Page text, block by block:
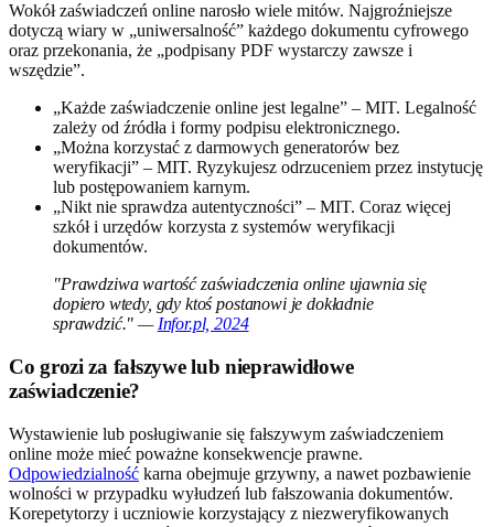
Wokół zaświadczeń online narosło wiele mitów. Najgroźniejsze
dotyczą wiary w „uniwersalność” każdego dokumentu cyfrowego
oraz przekonania, że „podpisany PDF wystarczy zawsze i
wszędzie”.
„Każde zaświadczenie online jest legalne” – MIT. Legalność
zależy od źródła i formy podpisu elektronicznego.
„Można korzystać z darmowych generatorów bez
weryfikacji” – MIT. Ryzykujesz odrzuceniem przez instytucję
lub postępowaniem karnym.
„Nikt nie sprawdza autentyczności” – MIT. Coraz więcej
szkół i urzędów korzysta z systemów weryfikacji
dokumentów.
"Prawdziwa wartość zaświadczenia online ujawnia się
dopiero wtedy, gdy ktoś postanowi je dokładnie
sprawdzić." — Infor.pl, 2024
Co grozi za fałszywe lub nieprawidłowe
zaświadczenie?
Wystawienie lub posługiwanie się fałszywym zaświadczeniem
online może mieć poważne konsekwencje prawne.
Odpowiedzialność karna obejmuje grzywny, a nawet pozbawienie
wolności w przypadku wyłudzeń lub fałszowania dokumentów.
Korepetytorzy i uczniowie korzystający z niezweryfikowanych